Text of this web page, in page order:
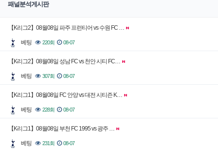
패널분석게시판
【K리그2】08월08일 파주 프런티어 vs 수원 FC …
베팅 220회 08-07
【K리그2】08월08일 성남 FC vs 천안 시티 FC…
베팅 307회 08-07
【K리그1】08월08일 FC 안양 vs 대전 시티즌 K…
베팅 228회 08-07
【K리그1】08월08일 부천 FC 1995 vs 광주 …
베팅 231회 08-07